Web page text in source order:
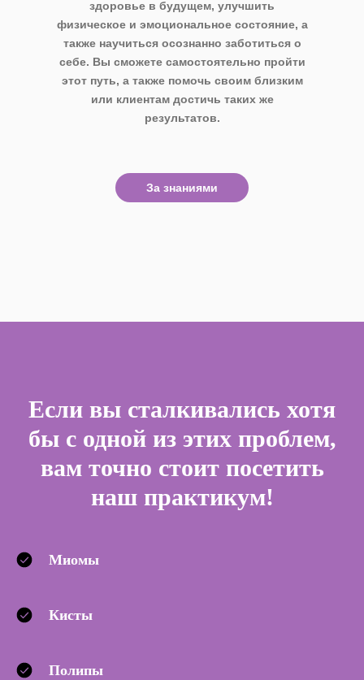
здоровье в будущем, улучшить
физическое и эмоциональное состояние, а
также научиться осознанно заботиться о
себе. Вы сможете самостоятельно пройти
этот путь, а также помочь своим близким
или клиентам достичь таких же
результатов.
За знаниями
Если вы сталкивались хотя
бы с одной из этих проблем,
вам точно стоит посетить
наш практикум!
Миомы
Кисты
Полипы